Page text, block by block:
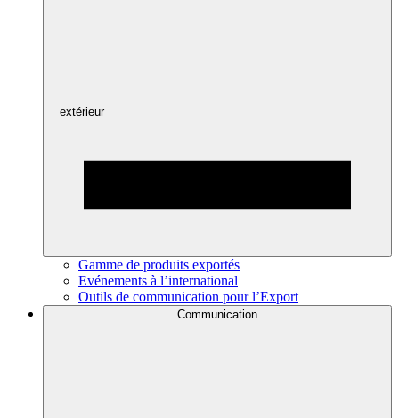
extérieur
Gamme de produits exportés
Evénements à l’international
Outils de communication pour l’Export
Communication